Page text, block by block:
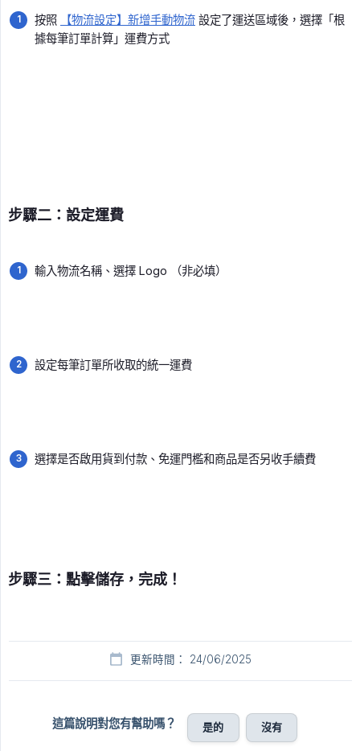
按照 【物流設定】新增手動物流 設定了運送區域後，選擇「根
據每筆訂單計算」運費方式
步驟二：設定運費
輸入物流名稱、選擇 Logo （非必填）
設定每筆訂單所收取的統一運費
選擇是否啟用貨到付款、免運門檻和商品是否另收手續費
步驟三：點擊儲存，完成！
更新時間： 24/06/2025
這篇說明對您有幫助嗎？ 是的 沒有